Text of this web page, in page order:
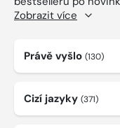
Zobrazit více
Právě vyšlo (130)
Cizí jazyky (371)